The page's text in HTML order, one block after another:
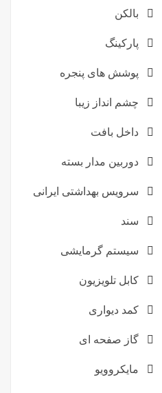
بالکن
پارکینگ
پوشش های پنجره
چشم انداز زیبا
داخل بافت
دوربین مدار بسته
سرویس بهداشتی ایرانی
سند
سیستم گرمایشی
کابل تلویزیون
کمد دیواری
گاز صفحه ای
مایکروویو